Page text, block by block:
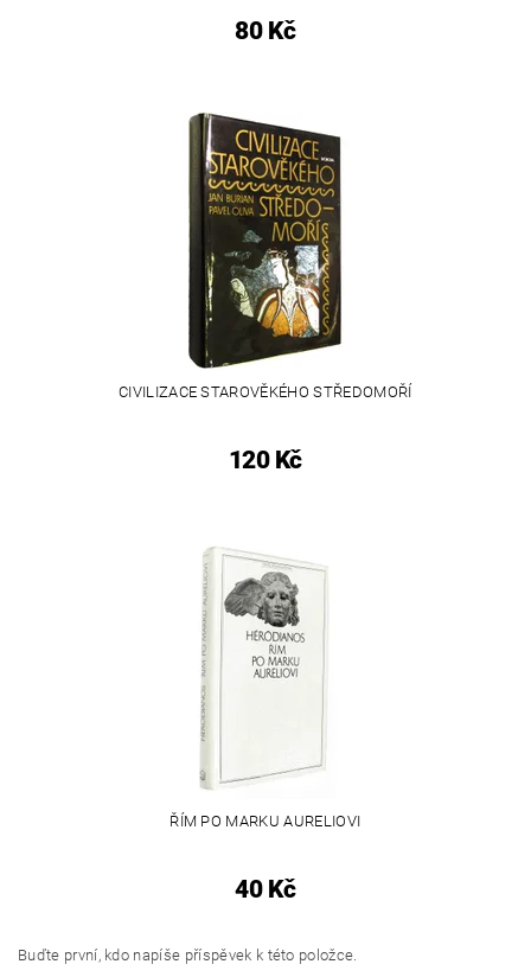
80 Kč
CIVILIZACE STAROVĚKÉHO STŘEDOMOŘÍ
120 Kč
ŘÍM PO MARKU AURELIOVI
40 Kč
Buďte první, kdo napíše příspěvek k této položce.